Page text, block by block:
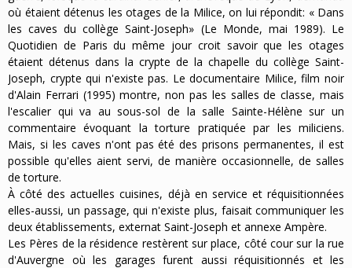
où étaient détenus les otages de la Milice, on lui répondit: « Dans
les caves du collège Saint-Joseph» (Le Monde, mai 1989). Le
Quotidien de Paris du même jour croit savoir que les otages
étaient détenus dans la crypte de la chapelle du collège Saint-
Joseph, crypte qui n'existe pas. Le documentaire Milice, film noir
d'Alain Ferrari (1995) montre, non pas les salles de classe, mais
l'escalier qui va au sous-sol de la salle Sainte-Hélène sur un
commentaire évoquant la torture pratiquée par les miliciens.
Mais, si les caves n'ont pas été des prisons permanentes, il est
possible qu'elles aient servi, de manière occasionnelle, de salles
de torture.
À côté des actuelles cuisines, déjà en service et réquisitionnées
elles-aussi, un passage, qui n'existe plus, faisait communiquer les
deux établissements, externat Saint-Joseph et annexe Ampère.
Les Pères de la résidence restèrent sur place, côté cour sur la rue
d'Auvergne où les garages furent aussi réquisitionnés et les